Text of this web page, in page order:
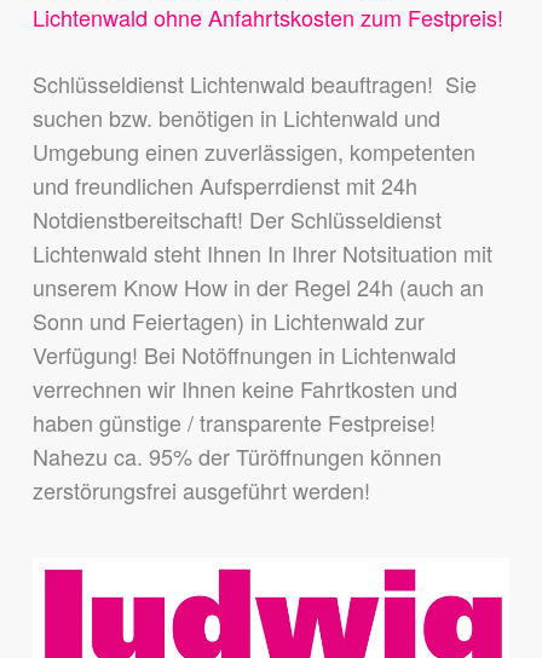
Lichtenwald ohne Anfahrtskosten zum Festpreis!
Schlüsseldienst Lichtenwald beauftragen! Sie
suchen bzw. benötigen in Lichtenwald und
Umgebung einen zuverlässigen, kompetenten
und freundlichen Aufsperrdienst mit 24h
Notdienstbereitschaft! Der Schlüsseldienst
Lichtenwald steht Ihnen In Ihrer Notsituation mit
unserem Know How in der Regel 24h (auch an
Sonn und Feiertagen) in Lichtenwald zur
Verfügung! Bei Notöffnungen in Lichtenwald
verrechnen wir Ihnen keine Fahrtkosten und
haben günstige / transparente Festpreise!
Nahezu ca. 95% der Türöffnungen können
zerstörungsfrei ausgeführt werden!